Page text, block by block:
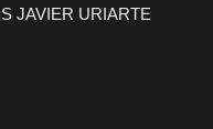
JAVIER URIARTE